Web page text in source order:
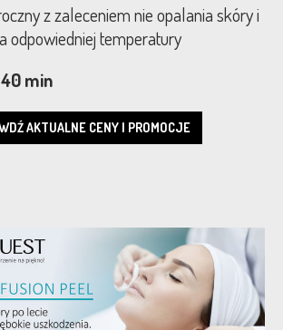
z zaleceniem nie opalania skóry i
odpowiedniej temperatury
min
AKTUALNE CENY I PROMOCJE